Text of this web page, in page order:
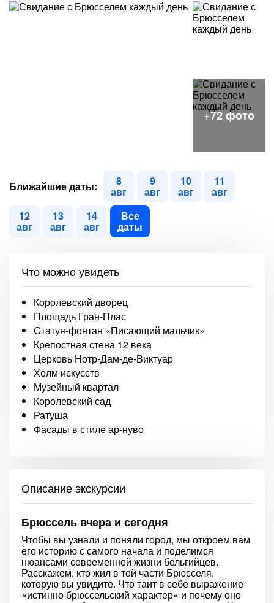
Ближайшие даты: 8
авг
9
авг
10
авг
11
авг
12
авг
13
авг
14
авг
Все
даты
Что можно увидеть
Королевский дворец
Площадь Гран-Плас
Статуя-фонтан «Писающий мальчик»
Крепостная стена 12 века
Церковь Нотр-Дам-де-Виктуар
Холм искусств
Музейный квартал
Королевский сад
Ратуша
Фасады в стиле ар-нуво
Описание экскурсии
Брюссель вчера и сегодня
Чтобы вы узнали и поняли город, мы откроем вам
его историю с самого начала и поделимся
нюансами современной жизни бельгийцев.
Расскажем, кто жил в той части Брюсселя,
которую вы увидите. Что таит в себе выражение
«истинно брюссельский характер» и почему оно